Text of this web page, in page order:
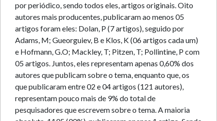
por periódico, sendo todos eles, artigos originais. Oito
autores mais producentes, publicaram ao menos 05
artigos foram eles: Dolan, P (7 artigos), seguido por
Adams, M; Gueorguiev, B e Klos, K (06 artigos cada um)
e Hofmann, G.O; Mackley, T; Pitzen, T; Pollintine, P com
05 artigos. Juntos, eles representam apenas 0,60% dos
autores que publicam sobre o tema, enquanto que, os
que publicaram entre 02 e 04 artigos (121 autores),
representam pouco mais de 9% do total de
pesquisadores que escrevem sobre o tema. A maioria